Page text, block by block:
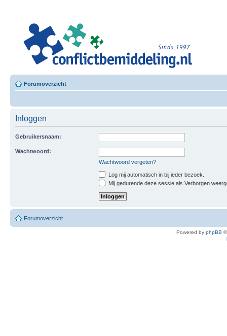
Forumoverzicht
Inloggen
Gebruikersnaam:
Wachtwoord:
Wachtwoord vergeten?
Log mij automatisch in bij ieder bezoek.
Mij gedurende deze sessie als Verborgen
Forumoverzicht
Powered by phpBB